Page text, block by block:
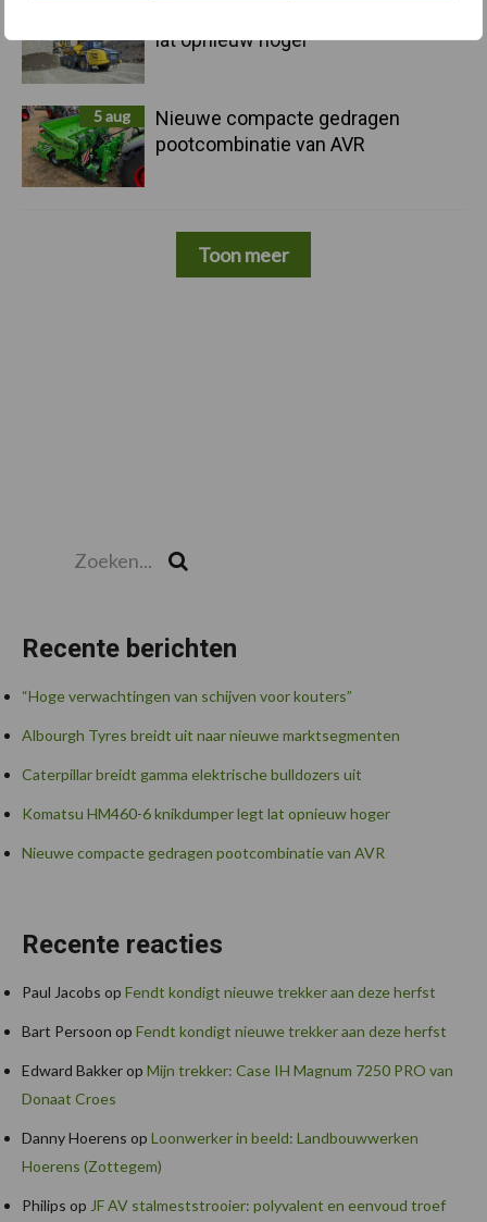
lat opnieuw hoger
5 aug
Nieuwe compacte gedragen
pootcombinatie van AVR
Toon meer
Recente berichten
“Hoge verwachtingen van schijven voor kouters”
Albourgh Tyres breidt uit naar nieuwe marktsegmenten
Caterpillar breidt gamma elektrische bulldozers uit
Komatsu HM460-6 knikdumper legt lat opnieuw hoger
Nieuwe compacte gedragen pootcombinatie van AVR
Recente reacties
Paul Jacobs op Fendt kondigt nieuwe trekker aan deze herfst
Bart Persoon op Fendt kondigt nieuwe trekker aan deze herfst
Edward Bakkerop Mijn trekker: Case IH Magnum 7250 PRO van
Donaat Croes
Danny Hoerens op Loonwerker in beeld: Landbouwwerken
Hoerens (Zottegem)
Philips op JF AV stalmeststrooier: polyvalent en eenvoud troef